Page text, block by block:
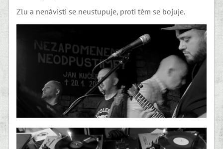
Zlu a nenávisti se neustupuje, proti těm se bojuje.